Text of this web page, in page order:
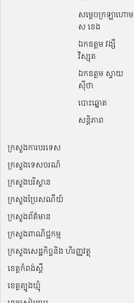
សម្ដេចក្រឡាហោម
ស ខេង
ឯកឧត្តម វង្សី
វិស្សុត
ឯកឧត្តម ស្វាយ
ស៊ីថា
បោះឆ្នោត
សន្តិភាព
ក្រសួងការបរទេស
ក្រសួងទេសចរណ៍
ក្រសួងបរិស្ថាន
ក្រសួងប្រៃសណីយ៍
ក្រសួងព័ត៌មាន
ក្រសួងពាណិជ្ជកម្ម
ក្រសួងសេដ្ឋកិច្ចនិង ហិរញ្ញវត្ថុ
ខេត្តកំពង់ស្ពឺ
ខេត្តត្បូងឃ្មុំ